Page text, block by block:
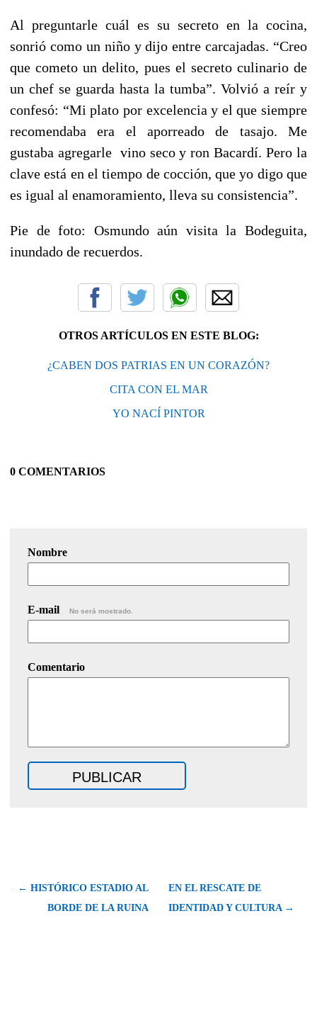
Al preguntarle cuál es su secreto en la cocina,
sonrió como un niño y dijo entre carcajadas. “Creo
que cometo un delito, pues el secreto culinario de
un chef se guarda hasta la tumba”. Volvió a reír y
confesó: “Mi plato por excelencia y el que siempre
recomendaba era el aporreado de tasajo. Me
gustaba agregarle vino seco y ron Bacardí. Pero la
clave está en el tiempo de cocción, que yo digo que
es igual al enamoramiento, lleva su consistencia”.
Pie de foto: Osmundo aún visita la Bodeguita,
inundado de recuerdos.
OTROS ARTÍCULOS EN ESTE BLOG:
¿CABEN DOS PATRIAS EN UN CORAZÓN?
CITA CON EL MAR
YO NACÍ PINTOR
0 COMENTARIOS
Nombre
E-mail No será mostrado.
Comentario
← HISTÓRICO ESTADIO AL
BORDE DE LA RUINA
EN EL RESCATE DE
IDENTIDAD Y CULTURA →